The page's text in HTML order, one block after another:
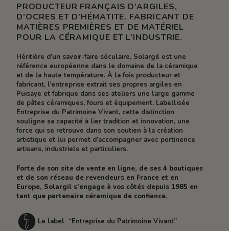
PRODUCTEUR FRANÇAIS D’ARGILES,
D’OCRES ET D’HÉMATITE. FABRICANT DE
MATIÈRES PREMIÈRES ET DE MATÉRIEL
POUR LA CÉRAMIQUE ET L’INDUSTRIE.
Héritière d’un savoir-faire séculaire, Solargil est une
référence européenne dans le domaine de la céramique
et de la haute température. À la fois producteur et
fabricant, l’entreprise extrait ses propres argiles en
Puisaye et fabrique dans ses ateliers une large gamme
de pâtes céramiques, fours et équipement. Labellisée
Entreprise du Patrimoine Vivant, cette distinction
souligne sa capacité à lier tradition et innovation, une
force qui se retrouve dans son soutien à la création
artistique et lui permet d’accompagner avec pertinence
artisans, industriels et particuliers.
Forte de son site de vente en ligne, de ses 4 boutiques
et de son réseau de revendeurs en France et en
Europe, Solargil s’engage à vos côtés depuis 1985 en
tant que partenaire céramique de confiance.
Le label “Entreprise du Patrimoine Vivant”